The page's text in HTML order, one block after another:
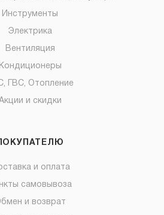
Инструменты
Электрика
Вентиляция
Кондиционеры
ГВС, Отопление
и скидки
ПОКУПАТЕЛЮ
и оплата
самовывоза
и возврат